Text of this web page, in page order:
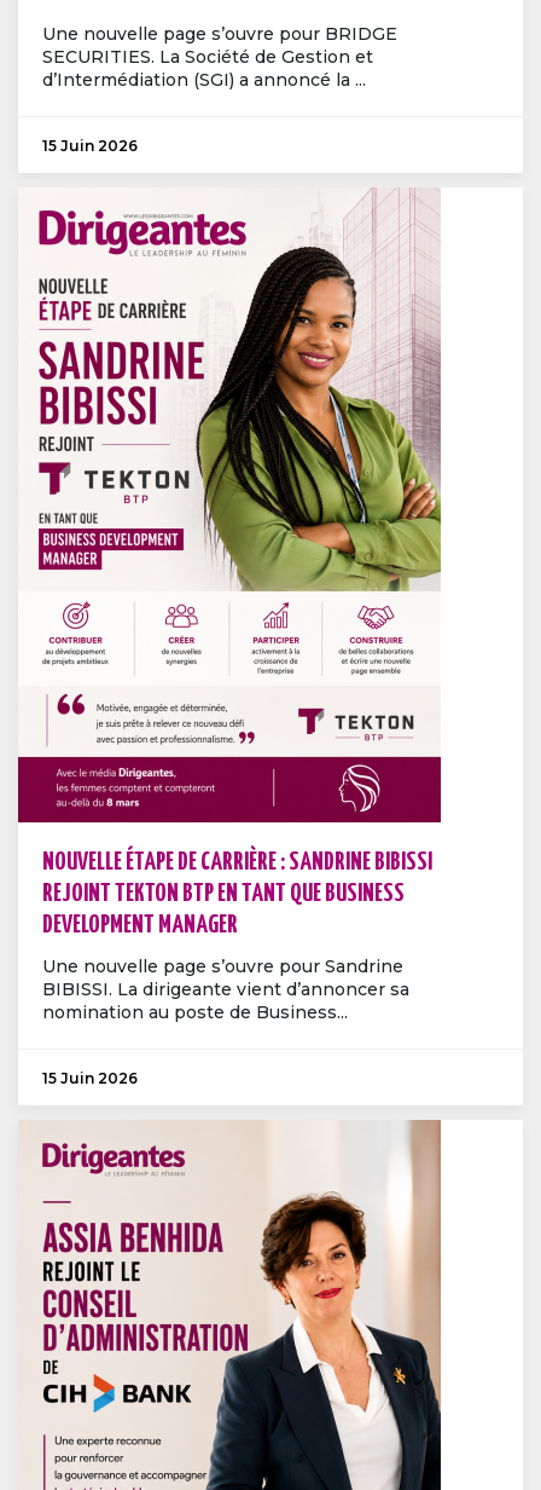
Une nouvelle page s’ouvre pour BRIDGE
SECURITIES. La Société de Gestion et
d’Intermédiation (SGI) a annoncé la ...
15 Juin 2026
NOUVELLE ÉTAPE DE CARRIÈRE : SANDRINE BIBISSI
REJOINT TEKTON BTP EN TANT QUE BUSINESS
DEVELOPMENT MANAGER
Une nouvelle page s’ouvre pour Sandrine
BIBISSI. La dirigeante vient d’annoncer sa
nomination au poste de Business...
15 Juin 2026